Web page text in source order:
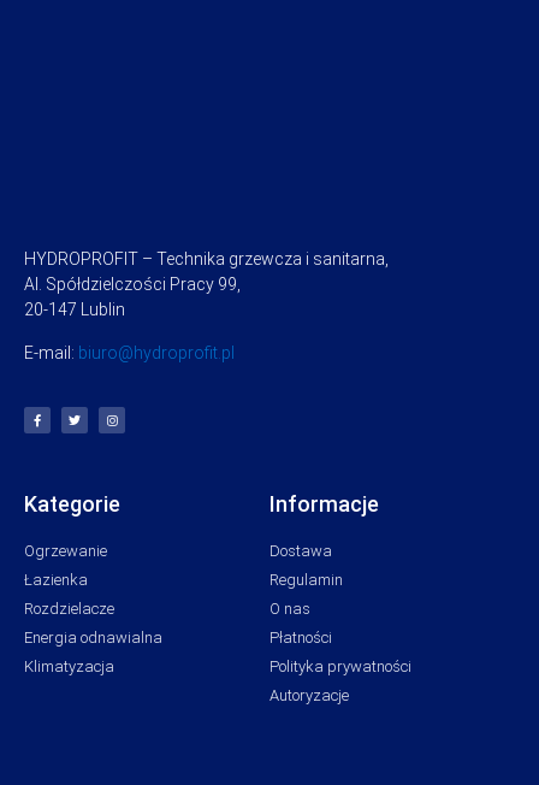
HYDROPROFIT – Technika grzewcza i sanitarna,
Al. Spółdzielczości Pracy 99,
20-147 Lublin
E-mail: biuro@hydroprofit.pl
Kategorie
Ogrzewanie
Łazienka
Rozdzielacze
Energia odnawialna
Klimatyzacja
Informacje
Dostawa
Regulamin
O nas
Płatności
Polityka prywatności
Autoryzacje